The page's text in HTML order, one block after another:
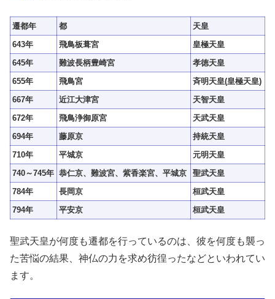
遷都年 都
天皇
643年
飛鳥板葺宮
皇極天皇
645年
難波長柄豊崎宮
孝徳天皇
655年
飛鳥宮
斉明天皇(皇極天皇)
667年
近江大津宮
天智天皇
672年
飛鳥浄御原宮
天武天皇
694年
藤原京
持統天皇
710年
平城京
元明天皇
740～745年 恭仁京、難波宮、紫香楽宮、平城京
聖武天皇
784年
長岡京
桓武天皇
794年
平安京 桓武天皇
聖武天皇が何度も遷都を行っているのは、彼を何度も襲っ
た苦悩の結果、神仏の力を求め彷徨ったなどといわれてい
ます。